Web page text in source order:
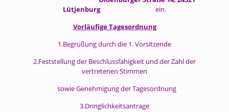
Lütjenburg
ein.
Vorläufige Tagesordnung
1.Begrüßung durch die 1. Vorsitzende
2.Feststellung der Beschlussfähigkeit und der Zahl der
vertretenen Stimmen
sowie Genehmigung der Tagesordnung
3.Dringlichkeitsanträge